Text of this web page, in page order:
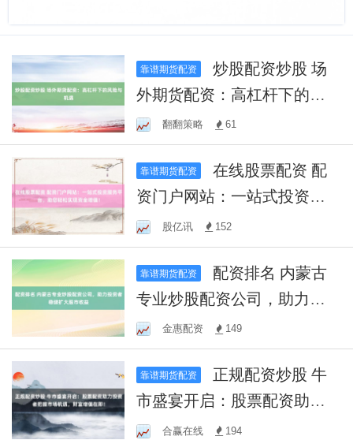
靠谱期货配资
炒股配资炒股 场
外期货配资：高杠杆下的风
险与机遇
翻翻策略 61
靠谱期货配资
在线股票配资 配
资门户网站：一站式投资服
务平台，助您轻松实现资金
增值！
股亿讯 152
靠谱期货配资
专业炒股配资公司，助力投
资者稳健扩大股市收益
金惠配资 149
靠谱期货配资
市盛宴开启：股票配资助力
投资者把握市场机遇，财富
合赢在线 194